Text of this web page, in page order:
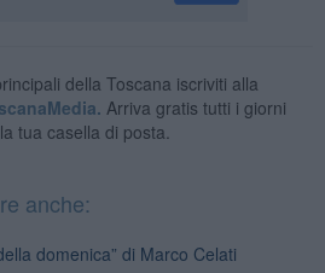
della Toscana iscriviti alla
Arriva gratis tutti i giorni
tua casella di posta.
anche:
domenica” di Marco Celati